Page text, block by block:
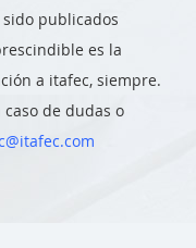
publicados
es la
a itafec, siempre.
de dudas o